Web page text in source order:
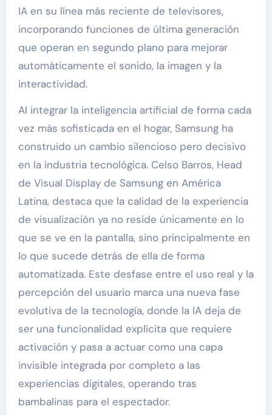
IA en su línea más reciente de televisores,
incorporando funciones de última generación
que operan en segundo plano para mejorar
automáticamente el sonido, la imagen y la
interactividad.
Al integrar la inteligencia artificial de forma cada
vez más sofisticada en el hogar, Samsung ha
construido un cambio silencioso pero decisivo
en la industria tecnológica. Celso Barros, Head
de Visual Display de Samsung en América
Latina, destaca que la calidad de la experiencia
de visualización ya no reside únicamente en lo
que se ve en la pantalla, sino principalmente en
lo que sucede detrás de ella de forma
automatizada. Este desfase entre el uso real y la
percepción del usuario marca una nueva fase
evolutiva de la tecnología, donde la IA deja de
ser una funcionalidad explícita que requiere
activación y pasa a actuar como una capa
invisible integrada por completo a las
experiencias digitales, operando tras
bambalinas para el espectador.